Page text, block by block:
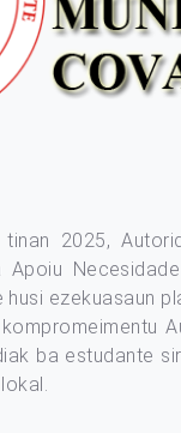
2025,
Apoiu
ezekuasaun
ba estudante